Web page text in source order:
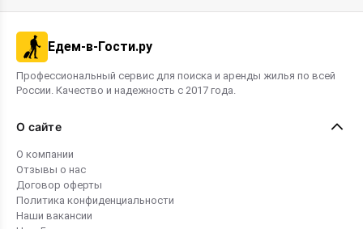
Едем-в-Гости.ру
Профессиональный сервис для поиска и аренды жилья по всей
России. Качество и надежность с 2017 года.
О сайте
О компании
Отзывы о нас
Договор оферты
Политика конфиденциальности
Наши вакансии